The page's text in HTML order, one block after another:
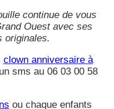
continue de vous
Ouest avec ses
originales.
clown anniversaire à
sms au 06 03 00 58
ou chaque enfants